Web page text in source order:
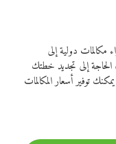
مكالمات دولية إلى
إلى تجديد خطتك
توفير أسعار المكالمات